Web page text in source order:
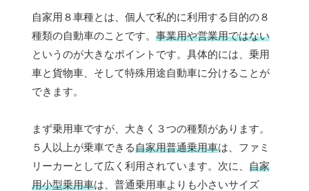
自家用８車種とは、個人で私的に利用する目的の８
種類の自動車のことです。 事業用や営業用ではない
というのが大きなポイントです。具体的には、乗用
車と貨物車、そして特殊用途自動車に分けることが
できます。
まず乗用車ですが、大きく３つの種類があります。
５人以上が乗車できる自家用普通乗用車は、ファミ
リーカーとして広く利用されています。次に、 自家
用小型乗用車は、普通乗用車よりも小さいサイズ